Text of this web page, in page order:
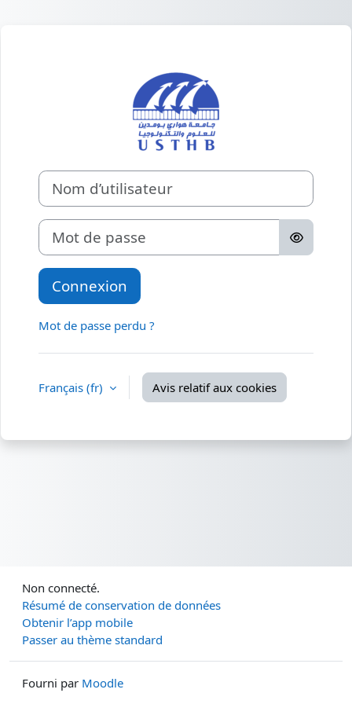
Connexion à
Nom d’utilisateur
Mot de passe
Connexion
Mot de passe perdu ?
Français ‎(fr)‎ Avis relatif aux cookies
Non connecté.
Résumé de conservation de données
Obtenir l’app mobile
Passer au thème standard
Fourni par Moodle